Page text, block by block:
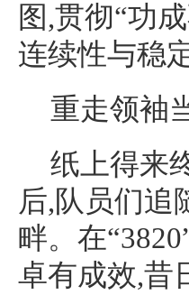
图,贯彻“功
连续性与稳
重走领袖
纸上得来
后,队员们追
畔。在
卓有成效,昔